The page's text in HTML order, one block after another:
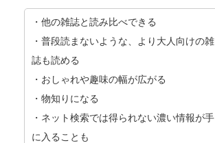
・他の雑誌と読み比べできる
・普段読まないような、より大人向けの雑
誌も読める
・おしゃれや趣味の幅が広がる
・物知りになる
・ネット検索では得られない濃い情報が手
に入ることも